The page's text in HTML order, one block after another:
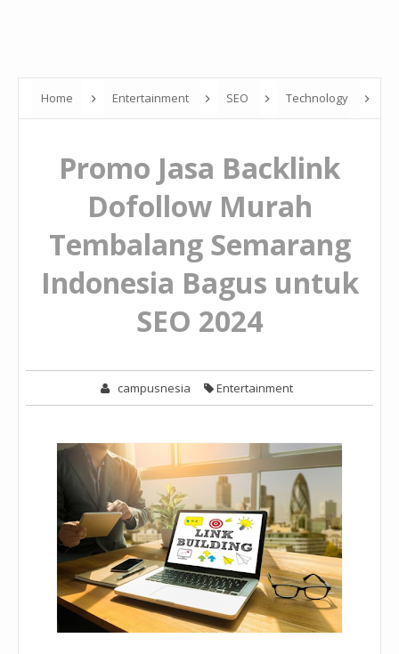
Home Entertainment SEO Technology
Indonesia Bagus untuk SEO 2024
Promo Jasa Backlink
Dofollow Murah
Tembalang Semarang
Indonesia Bagus untuk
SEO 2024
campusnesia Entertainment